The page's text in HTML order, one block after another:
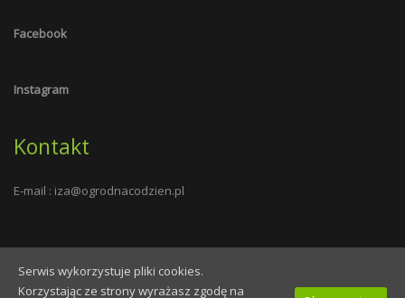
Facebook
Instagram
Kontakt
E-mail : iza@ogrodnacodzien.pl
Wszelkie prawa zastrzeżone - ogrodnacodzien.pl - 2019
Serwis wykorzystuje pliki cookies.
Korzystając ze strony wyrażasz zgodę na